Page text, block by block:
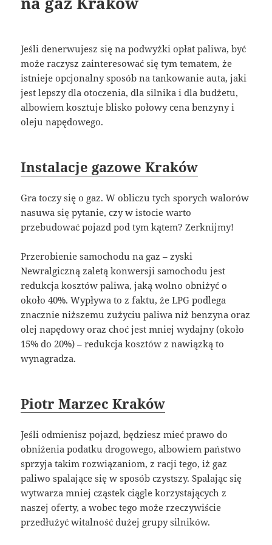
Jeśli denerwujesz się na podwyżki opłat paliwa, być
może raczysz zainteresować się tym tematem, że
istnieje opcjonalny sposób na tankowanie auta, jaki
jest lepszy dla otoczenia, dla silnika i dla budżetu,
albowiem kosztuje blisko połowy cena benzyny i
oleju napędowego.
Instalacje gazowe Kraków
Gra toczy się o gaz. W obliczu tych sporych walorów
nasuwa się pytanie, czy w istocie warto
przebudować pojazd pod tym kątem? Zerknijmy!
Przerobienie samochodu na gaz – zyski
Newralgiczną zaletą konwersji samochodu jest
redukcja kosztów paliwa, jaką wolno obniżyć o
około 40%. Wypływa to z faktu, że LPG podlega
znacznie niższemu zużyciu paliwa niż benzyna oraz
olej napędowy oraz choć jest mniej wydajny (około
15% do 20%) – redukcja kosztów z nawiązką to
wynagradza.
Piotr Marzec Kraków
Jeśli odmienisz pojazd, będziesz mieć prawo do
obniżenia podatku drogowego, albowiem państwo
sprzyja takim rozwiązaniom, z racji tego, iż gaz
paliwo spalające się w sposób czystszy. Spalając się
wytwarza mniej cząstek ciągle korzystających z
naszej oferty, a wobec tego może rzeczywiście
przedłużyć witalność dużej grupy silników.